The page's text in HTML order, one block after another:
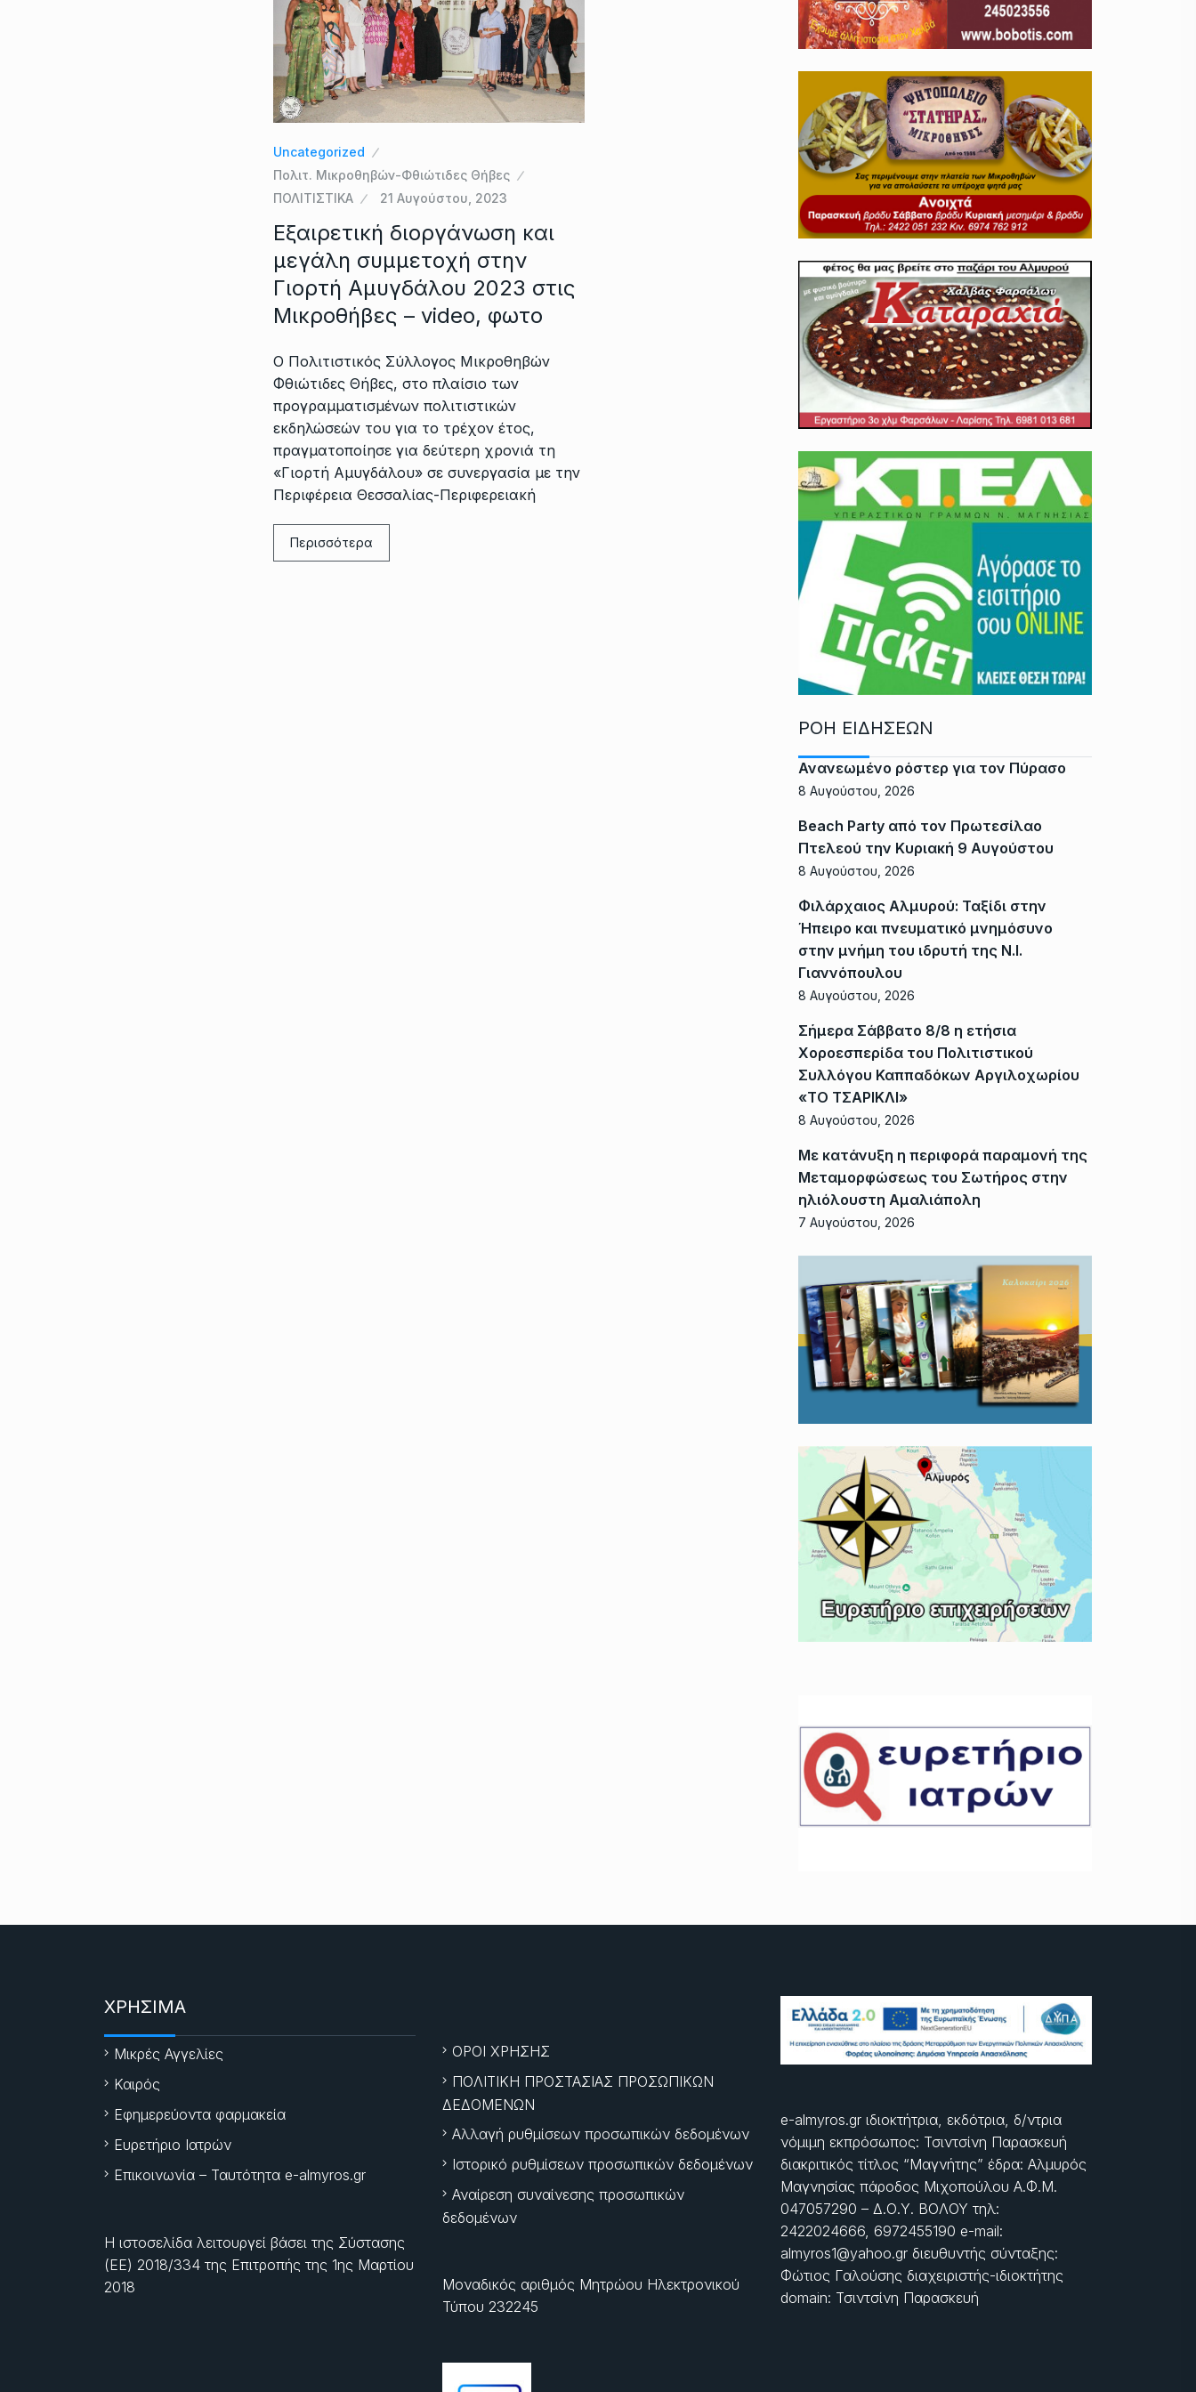
Uncategorized
Πολιτ. Μικροθηβών-Φθιώτιδες Θήβες
ΠΟΛΙΤΙΣΤΙΚΑ
21 Αυγούστου, 2023
Εξαιρετική διοργάνωση και
μεγάλη συμμετοχή στην
Γιορτή Αμυγδάλου 2023 στις
Μικροθήβες – video, φωτο
Ο Πολιτιστικός Σύλλογος Μικροθηβών
Φθιώτιδες Θήβες, στο πλαίσιο των
προγραμματισμένων πολιτιστικών
εκδηλώσεών του για το τρέχον έτος,
πραγματοποίησε για δεύτερη χρονιά τη
«Γιορτή Αμυγδάλου» σε συνεργασία με την
Περιφέρεια Θεσσαλίας-Περιφερειακή
Περισσότερα
ΡΟΗ ΕΙΔΗΣΕΩΝ
Ανανεωμένο ρόστερ για τον Πύρασο
8 Αυγούστου, 2026
Beach Party από τον Πρωτεσίλαο
Πτελεού την Κυριακή 9 Αυγούστου
8 Αυγούστου, 2026
Φιλάρχαιος Αλμυρού: Ταξίδι στην
Ήπειρο και πνευματικό μνημόσυνο
στην μνήμη του ιδρυτή της Ν.Ι.
Γιαννόπουλου
8 Αυγούστου, 2026
Σήμερα Σάββατο 8/8 η ετήσια
Χοροεσπερίδα του Πολιτιστικού
Συλλόγου Καππαδόκων Αργιλοχωρίου
«ΤΟ ΤΣΑΡΙΚΛΙ»
8 Αυγούστου, 2026
Με κατάνυξη η περιφορά παραμονή της
Μεταμορφώσεως του Σωτήρος στην
ηλιόλουστη Αμαλιάπολη
7 Αυγούστου, 2026
ΧΡΗΣΙΜΑ
Μικρές Αγγελίες
Καιρός
Εφημερεύοντα φαρμακεία
Ευρετήριο Ιατρών
Επικοινωνία – Ταυτότητα e-almyros.gr
Η ιστοσελίδα λειτουργεί βάσει της Σύστασης
(ΕΕ) 2018/334 της Επιτροπής της 1ης Μαρτίου
2018
ΟΡΟΙ ΧΡΗΣΗΣ
ΠΟΛΙΤΙΚΗ ΠΡΟΣΤΑΣΙΑΣ ΠΡΟΣΩΠΙΚΩΝ
ΔΕΔΟΜΕΝΩΝ
Αλλαγή ρυθμίσεων προσωπικών δεδομένων
Ιστορικό ρυθμίσεων προσωπικών δεδομένων
Αναίρεση συναίνεσης προσωπικών
δεδομένων
Μοναδικός αριθμός Μητρώου Ηλεκτρονικού
Τύπου 232245
e-almyros.gr ιδιοκτήτρια, εκδότρια, δ/ντρια
νόμιμη εκπρόσωπος: Τσιντσίνη Παρασκευή
διακριτικός τίτλος “Μαγνήτης” έδρα: Αλμυρός
Μαγνησίας πάροδος Μιχοπούλου Α.Φ.Μ.
047057290 – Δ.Ο.Υ. ΒΟΛΟΥ τηλ:
2422024666, 6972455190 e-mail:
almyros1@yahoo.gr διευθυντής σύνταξης:
Φώτιος Γαλούσης διαχειριστής-ιδιοκτήτης
domain: Τσιντσίνη Παρασκευή